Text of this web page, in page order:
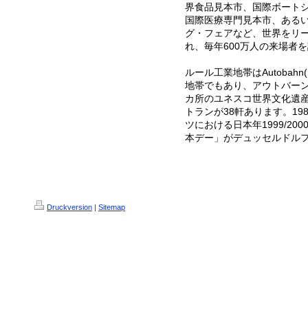
界食品見本市、国際ボート
国際医療専門見本市、ある
グ・フェアなど、世界をリ
れ、毎年600万人の来場者
ルール工業地帯はAutobahn(
地帯でもあり、アウトバー
カ所のユネスコ世界文化遺
トランが38軒あります。
ツにおける日本年1999/2000
本デー」がデュッセルドル
Druckversion | Sitemap